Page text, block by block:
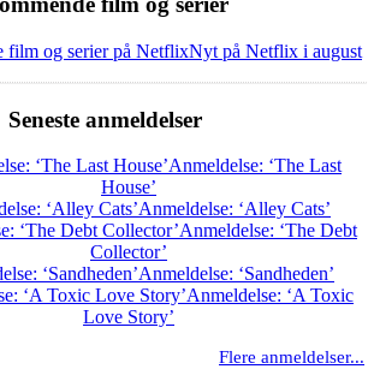
Nyt på Netflix i august
Seneste anmeldelser
Anmeldelse: ‘The Last
House’
Anmeldelse: ‘Alley Cats’
Anmeldelse: ‘The Debt
Collector’
Anmeldelse: ‘Sandheden’
Anmeldelse: ‘A Toxic
Love Story’
Flere anmeldelser...